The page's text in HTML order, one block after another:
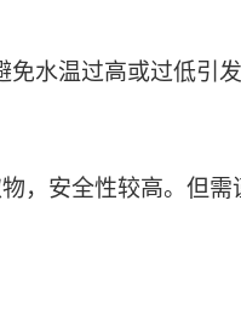
水温过高或过低引发
，安全性较高。但